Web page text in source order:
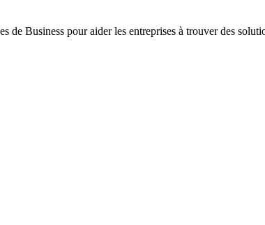
de Business pour aider les entreprises à trouver des